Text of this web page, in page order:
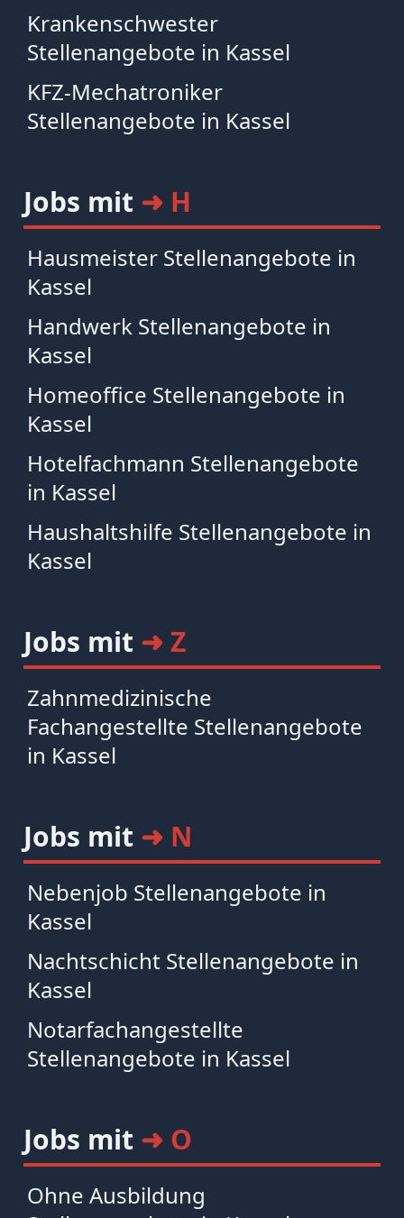
Krankenschwester
Stellenangebote in Kassel
KFZ-Mechatroniker
Stellenangebote in Kassel
Jobs mit ➜ H
Hausmeister Stellenangebote in
Kassel
Handwerk Stellenangebote in
Kassel
Homeoffice Stellenangebote in
Kassel
Hotelfachmann Stellenangebote
in Kassel
Haushaltshilfe Stellenangebote in
Kassel
Jobs mit ➜ Z
Zahnmedizinische
Fachangestellte Stellenangebote
in Kassel
Jobs mit ➜ N
Nebenjob Stellenangebote in
Kassel
Nachtschicht Stellenangebote in
Kassel
Notarfachangestellte
Stellenangebote in Kassel
Jobs mit ➜ O
Ohne Ausbildung